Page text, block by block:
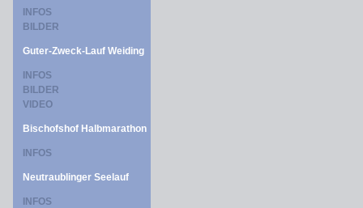
INFOS
BILDER
Guter-Zweck-Lauf Weiding
INFOS
BILDER
VIDEO
Bischofshof Halbmarathon
INFOS
Neutraublinger Seelauf
INFOS